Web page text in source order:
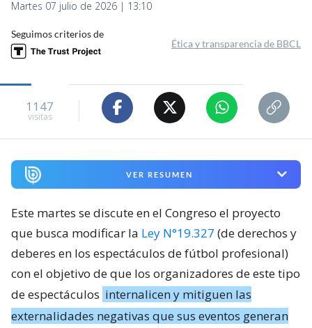
Martes 07 julio de 2026 | 13:10
Seguimos criterios de
Ética y transparencia de BBCL
1147
visitas
VER RESUMEN
Este martes se discute en el Congreso el proyecto
que busca modificar la Ley N°19.327 (de derechos y
deberes en los espectáculos de fútbol profesional)
con el objetivo de que los organizadores de este tipo
de espectáculos internalicen y mitiguen las
externalidades negativas que sus eventos generan